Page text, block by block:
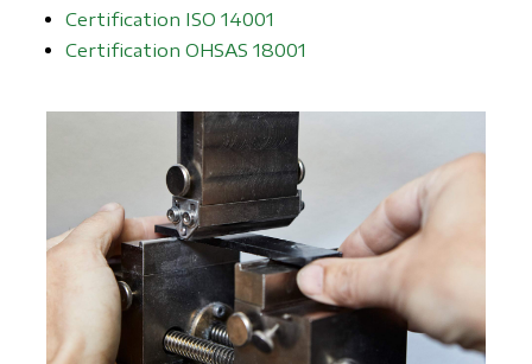
Certification ISO 14001
Certification OHSAS 18001